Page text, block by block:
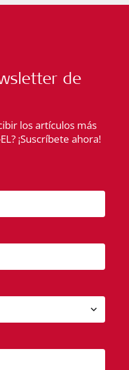
de
los artículos más
¡Suscríbete ahora!